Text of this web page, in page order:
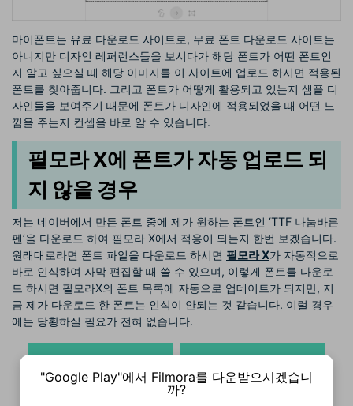
마이폰트는 유료 다운로드 사이트로, 무료 폰트 다운로드 사이트는
아니지만 디자인 레퍼런스들을 보시다가 해당 폰트가 어떤 폰트인
지 알고 싶으실 때 해당 이미지를 이 사이트에 업로드 하시면 적용된
폰트를 찾아줍니다. 그리고 폰트가 어떻게 활용되고 있는지 샘플 디
자인들을 보여주기 때문에 폰트가 디자인에 적용되었을 때 어떤 느
낌을 주는지 컨셉을 바로 알 수 있습니다.
필모라 X에 폰트가 자동 업로드 되
지 않을 경우
저는 네이버에서 만든 폰트 중에 제가 원하는 폰트인 ‘TTF 나눔바른
펜’을 다운로드 하여 필모라 X에서 적용이 되는지 한번 보겠습니다.
원래대로라면 폰트 파일을 다운로드 하시면 필모라 X가 자동적으로
바로 인식하여 자막 편집할 때 쓸 수 있으며, 이렇게 폰트를 다운로
드 하시면 필모라X의 폰트 목록에 자동으로 업데이트가 되지만, 지
금 제가 다운로드 한 폰트는 인식이 안되는 것 같습니다. 이럴 경우
에는 당황하실 필요가 전혀 없습니다.
"Google Play"에서 Filmora를 다운받으시겠습니
까?